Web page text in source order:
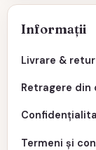
Informații
Livrare & retur
Retragere
Termeni și